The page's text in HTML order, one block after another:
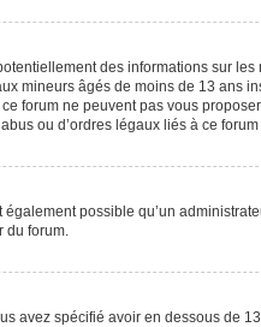
des informations sur
mineurs âgés de moins de 13 ans
forum ne peuvent pas vous
ou d’ordres légaux liés à ce forum
possible qu’un
du forum.
avez spécifié avoir en dessous de